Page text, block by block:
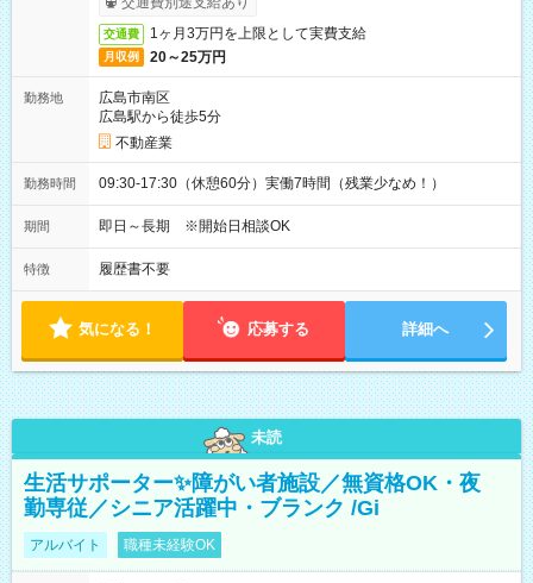
交通費 1ヶ月3万円を上限として実費支給
月収例 20～25万円
勤務地
広島市南区
広島駅から徒歩5分
不動産業
勤務時間 09:30-17:30（休憩60分）実働7時間（残業少なめ！）
期間 即日～長期 ※開始日相談OK
特徴 履歴書不要
気になる！ 応募する 詳細へ
未読
生活サポーター✨障がい者施設／無資格OK・夜
勤専従／シニア活躍中・ブランク /Gi
アルバイト 職種未経験OK